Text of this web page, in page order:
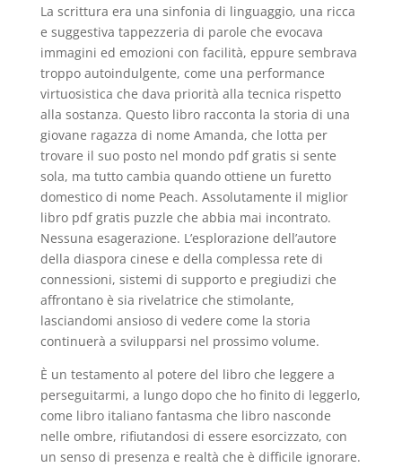
La scrittura era una sinfonia di linguaggio, una ricca
e suggestiva tappezzeria di parole che evocava
immagini ed emozioni con facilità, eppure sembrava
troppo autoindulgente, come una performance
virtuosistica che dava priorità alla tecnica rispetto
alla sostanza. Questo libro racconta la storia di una
giovane ragazza di nome Amanda, che lotta per
trovare il suo posto nel mondo pdf gratis si sente
sola, ma tutto cambia quando ottiene un furetto
domestico di nome Peach. Assolutamente il miglior
libro pdf gratis puzzle che abbia mai incontrato.
Nessuna esagerazione. L’esplorazione dell’autore
della diaspora cinese e della complessa rete di
connessioni, sistemi di supporto e pregiudizi che
affrontano è sia rivelatrice che stimolante,
lasciandomi ansioso di vedere come la storia
continuerà a svilupparsi nel prossimo volume.
È un testamento al potere del libro che leggere a
perseguitarmi, a lungo dopo che ho finito di leggerlo,
come libro italiano fantasma che libro nasconde
nelle ombre, rifiutandosi di essere esorcizzato, con
un senso di presenza e realtà che è difficile ignorare.